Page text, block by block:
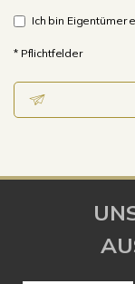
Ich bin Eigentümer
* Pflichtfelder